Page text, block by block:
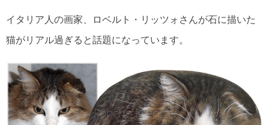
イタリア人の画家、ロベルト・リッツォさんが石に描いた
猫がリアル過ぎると話題になっています。